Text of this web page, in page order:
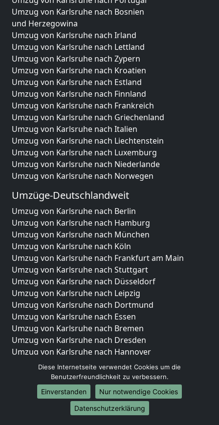
Umzug von Karlsruhe nach Bosnien
und Herzegowina
Umzug von Karlsruhe nach Irland
Umzug von Karlsruhe nach Lettland
Umzug von Karlsruhe nach Zypern
Umzug von Karlsruhe nach Kroatien
Umzug von Karlsruhe nach Estland
Umzug von Karlsruhe nach Finnland
Umzug von Karlsruhe nach Frankreich
Umzug von Karlsruhe nach Griechenland
Umzug von Karlsruhe nach Italien
Umzug von Karlsruhe nach Liechtenstein
Umzug von Karlsruhe nach Luxemburg
Umzug von Karlsruhe nach Niederlande
Umzug von Karlsruhe nach Norwegen
Umzüge-Deutschlandweit
Umzug von Karlsruhe nach Berlin
Umzug von Karlsruhe nach Hamburg
Umzug von Karlsruhe nach München
Umzug von Karlsruhe nach Köln
Umzug von Karlsruhe nach Frankfurt am Main
Umzug von Karlsruhe nach Stuttgart
Umzug von Karlsruhe nach Düsseldorf
Umzug von Karlsruhe nach Leipzig
Umzug von Karlsruhe nach Dortmund
Umzug von Karlsruhe nach Essen
Umzug von Karlsruhe nach Bremen
Umzug von Karlsruhe nach Dresden
Umzug von Karlsruhe nach Hannover
Umzug von Karlsruhe nach Nürnberg
Umzug von Karlsruhe nach Duisburg
Umzug von Karlsruhe nach Bochum
Umzug von Karlsruhe nach Wuppertal
Umzug von Karlsruhe nach Bielefeld
Diese Internetseite verwendet Cookies um die
Benutzerfreundlichkeit zu verbessern.
Einverstanden
Nur notwendige Cookies
Datenschutzerklärung